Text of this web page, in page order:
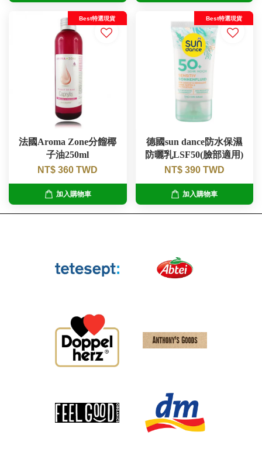
Best特選現貨
法國Aroma Zone分餾椰
子油250ml
NT$ 360 TWD
加入購物車
Best特選現貨
德國sun dance防水保濕
防曬乳LSF50(臉部適用)
NT$ 390 TWD
加入購物車